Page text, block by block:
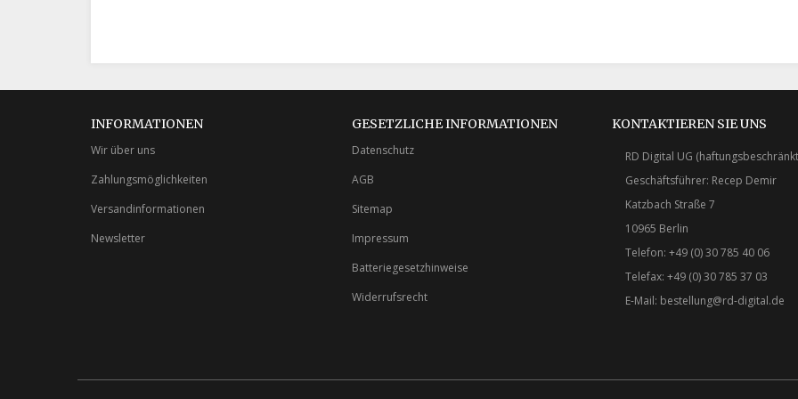
INFORMATIONEN
Wir über uns
Zahlungsmöglichkeiten
Versandinformationen
Newsletter
GESETZLICHE INFORMATIONEN
Datenschutz
AGB
Sitemap
Impressum
Batteriegesetzhinweise
Widerrufsrecht
KONTAKTIEREN SIE UNS
RD Digital UG
Geschäftsführer: Recep Demir
Katzbach Straße 7
10965 Berlin
Telefon: +49 (0) 30 785 40 06
Telefax: +49 (0) 30 785 37 03
E-Mail: bestellung@rd-digital.de